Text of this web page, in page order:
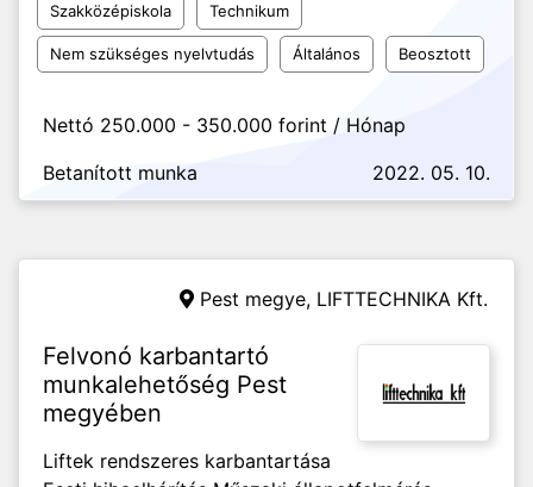
Szakközépiskola Technikum
Nem szükséges nyelvtudás Általános Beosztott
Nettó 250.000 - 350.000 forint / Hónap
Betanított munka
2022. 05. 10.
Pest megye, LIFTTECHNIKA Kft.
Felvonó karbantartó
munkalehetőség Pest
megyében
Liftek rendszeres karbantartása